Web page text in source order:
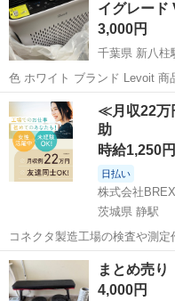
イグレー
3,000円
千葉県 新八柱
色 ホワイト ブランド Levoit 商
cm 電源 電源コード式 商品の
千葉 松戸市 新八柱駅
≪月収22万
助
時給1,250円
日払い
株式会社
茨城県 静駅
コネクタ製造工場の検査や測定
日128日★クリーンルーム内作
★就業先食堂利用可！日払い制度
工場のお仕事 ◇コネクタ製造工
茨城 常陸大宮市 静駅
まとめ売
4,000円